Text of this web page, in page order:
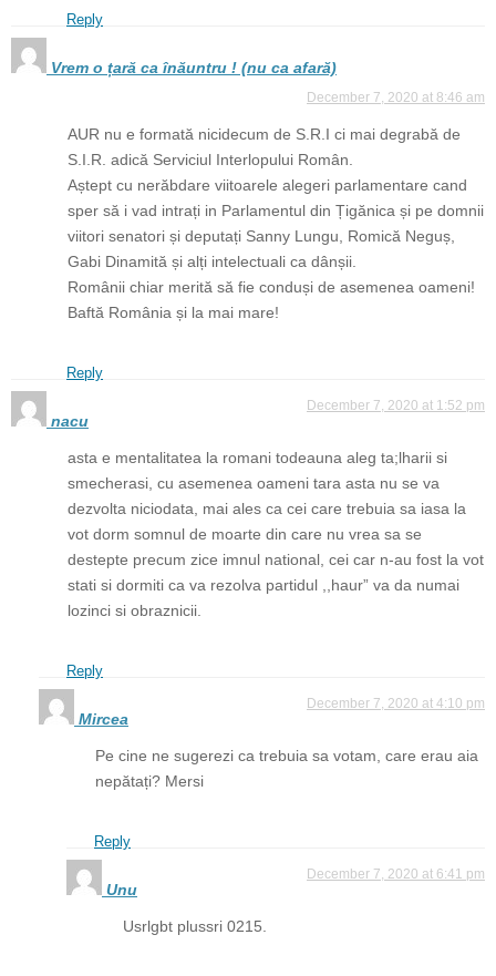
Reply
Vrem o țară ca înăuntru ! (nu ca afară)
December 7, 2020 at 8:46 am
AUR nu e formată nicidecum de S.R.I ci mai degrabă de
S.I.R. adică Serviciul Interlopului Român.
Aștept cu nerăbdare viitoarele alegeri parlamentare cand
sper să i vad intrați in Parlamentul din Țigănica și pe domnii
viitori senatori și deputați Sanny Lungu, Romică Neguș,
Gabi Dinamită și alți intelectuali ca dânșii.
Românii chiar merită să fie conduși de asemenea oameni!
Baftă România și la mai mare!
Reply
nacu
December 7, 2020 at 1:52 pm
asta e mentalitatea la romani todeauna aleg ta;lharii si
smecherasi, cu asemenea oameni tara asta nu se va
dezvolta niciodata, mai ales ca cei care trebuia sa iasa la
vot dorm somnul de moarte din care nu vrea sa se
destepte precum zice imnul national, cei car n-au fost la vot
stati si dormiti ca va rezolva partidul ,,haur” va da numai
lozinci si obraznicii.
Reply
Mircea
December 7, 2020 at 4:10 pm
Pe cine ne sugerezi ca trebuia sa votam, care erau aia
nepătați? Mersi
Reply
Unu
December 7, 2020 at 6:41 pm
Usrlgbt plussri 0215.